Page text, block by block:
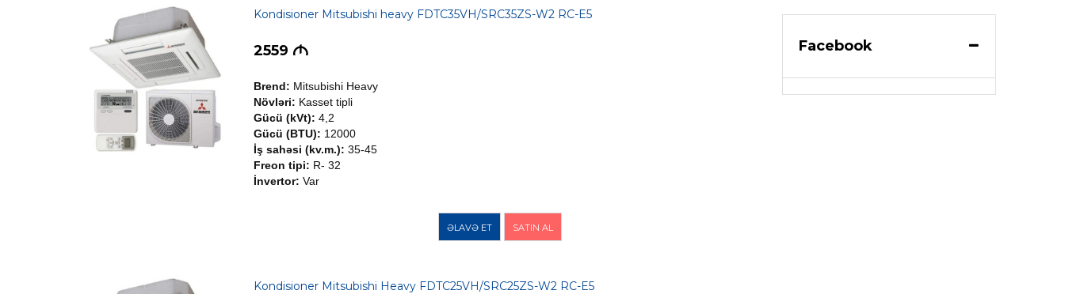
Kondisioner Mitsubishi heavy FDTC35VH/SRC35ZS-W2 RC-E5
2559 M
Brend: Mitsubishi Heavy
Növləri: Kasset tipli
Gücü (kVt): 4,2
Gücü (BTU): 12000
İş sahəsi (kv.m.): 35-45
Freon tipi: R- 32
İnvertor: Var
ƏLAVƏ ET SATIN AL
Kondisioner Mitsubishi Heavy FDTC25VH/SRC25ZS-W2 RC-E5
Facebook